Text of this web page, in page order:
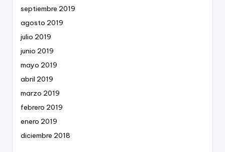
septiembre 2019
agosto 2019
julio 2019
junio 2019
mayo 2019
abril 2019
marzo 2019
febrero 2019
enero 2019
diciembre 2018